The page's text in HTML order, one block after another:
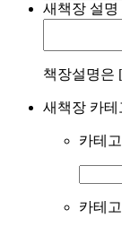
새책장 설명
책장설명은
새책장 카테
카테고
카테고